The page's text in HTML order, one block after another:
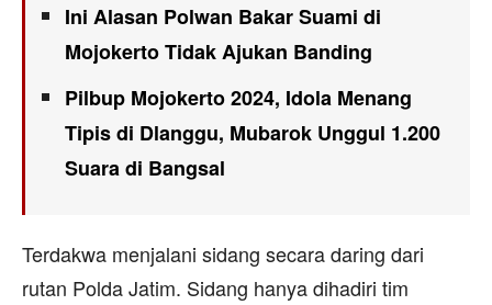
Ini Alasan Polwan Bakar Suami di
Mojokerto Tidak Ajukan Banding
Pilbup Mojokerto 2024, Idola Menang
Tipis di Dlanggu, Mubarok Unggul 1.200
Suara di Bangsal
Terdakwa menjalani sidang secara daring dari
rutan Polda Jatim. Sidang hanya dihadiri tim